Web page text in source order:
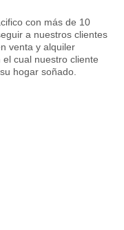
con más de 10
a nuestros clientes
venta y alquiler
cual nuestro cliente
hogar soñado.